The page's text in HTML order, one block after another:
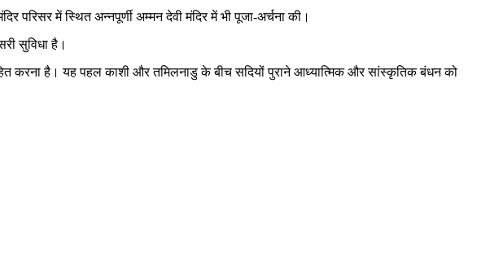
परिसर में स्थित अन्नपूर्णी अम्मन देवी मंदिर में भी पूजा-अर्चना की।
सुविधा है।
करना है। यह पहल काशी और तमिलनाडु के बीच सदियों पुराने आध्यात्मिक और सांस्कृतिक बंधन को